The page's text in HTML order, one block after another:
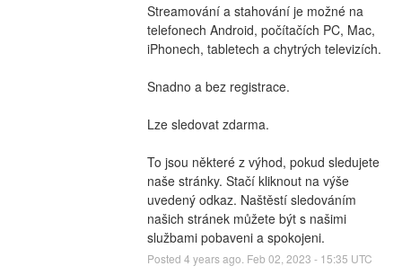
Streamování a stahování je možné na
telefonech Android, počítačích PC, Mac,
iPhonech, tabletech a chytrých televizích.
Snadno a bez registrace.
Lze sledovat zdarma.
To jsou některé z výhod, pokud sledujete
naše stránky. Stačí kliknout na výše
uvedený odkaz. Naštěstí sledováním
našich stránek můžete být s našimi
službami pobaveni a spokojeni.
Posted 4 years ago. Feb 02 2023 - 15:35 UTC